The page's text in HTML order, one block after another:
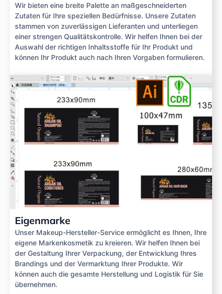
Wir bieten eine breite Palette an maßgeschneiderten
Zutaten für Ihre speziellen Bedürfnisse. Unsere Zutaten
stammen von zuverlässigen Lieferanten und unterliegen
einer strengen Qualitätskontrolle. Wir helfen Ihnen bei der
Auswahl der richtigen Inhaltsstoffe für Ihr Produkt und
können Ihr Produkt auch nach Ihren Vorgaben formulieren.
Eigenmarke
Unser Makeup-Hersteller-Service ermöglicht es Ihnen, Ihre
eigene Markenkosmetik zu kreieren. Wir helfen Ihnen bei
der Gestaltung Ihrer Verpackung, der Entwicklung Ihres
Brandings und der Vermarktung Ihrer Produkte. Wir
können auch die gesamte Herstellung und Logistik für Sie
übernehmen.